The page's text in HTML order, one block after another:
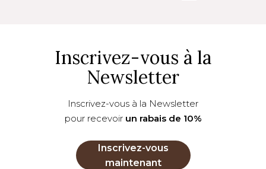
Inscrivez-vous à la
Newsletter
Inscrivez-vous à la Newsletter
pour recevoir un rabais de 10%
Inscrivez-vous
maintenant